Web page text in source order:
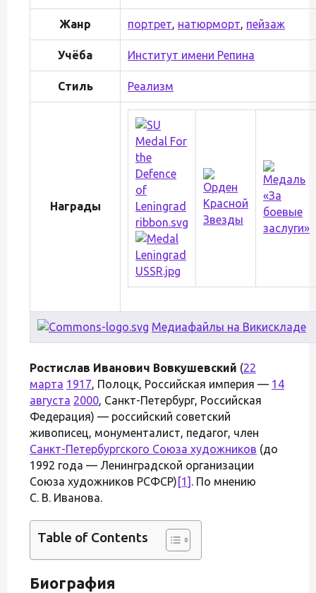
Жанр портрет, натюрморт, пейзаж
Учёба Институт имени Репина
Стиль Реализм
Награды
Медиафайлы на Викискладе
Ростислав Иванович Вовкушевский (22
марта 1917, Полоцк, Российская империя — 14
августа 2000, Санкт-Петербург, Российская
Федерация) — российский советский
живописец, монументалист, педагог, член
Санкт-Петербургского Союза художников (до
1992 года — Ленинградской организации
Союза художников РСФСР) [1] . По мнению
С. В. Иванова.
Table of Contents
Биография